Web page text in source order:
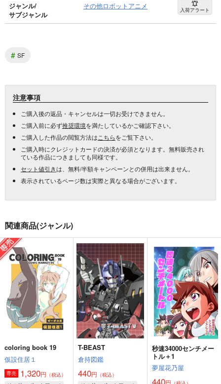
ジャンル/
サブジャンル
その他ロボットアニメ 入荷アラート
# SF
注意事項
ご購入後の返品・キャンセルは一切お受けできません。
ご購入前に必ず推奨環境を満たしているかご確認下さい。
ご購入した作品の閲覧方法は こちらをご覧下さい。
ご購入時にクレジットカードの決済が必須となります。無料販売され
ている作品につきましても同様です。
セット値引きは、無料/半額キャンペーンとの併用は出来ません。
表示されているページ数は実際と異なる場合がございます。
関連商品(ジャンル)
coloring book 19
仮設住居１
専売 1,320円 （税込）
T-BEAST
倉持図鑑
440円 （税込）
秒速34000センチメー
トル＋1
夢屋花乃屋
440